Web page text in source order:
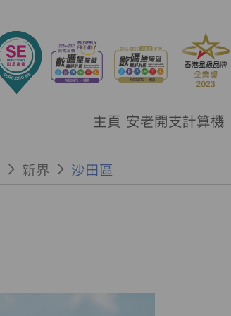
主頁 安老開支計算機
新界 沙田區